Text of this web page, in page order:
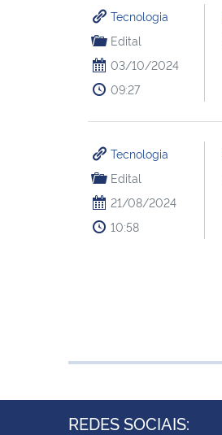
Tecnologia
Edital
03/10/2024
09:27
Tecnologia
Edital
21/08/2024
10:58
REDES SOCIAIS: